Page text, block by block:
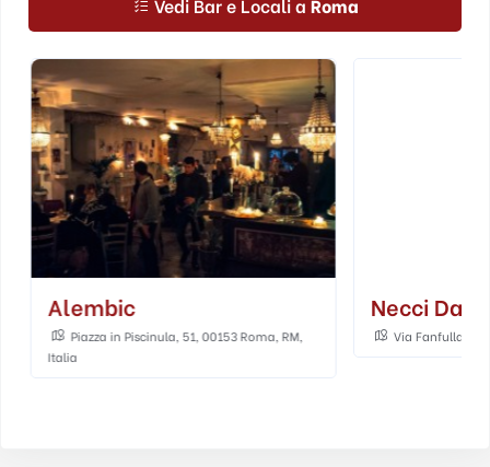
Alembic
Piazza in Piscinula, 51, 00153 Roma, RM,
Italia
Necci Dal
Via Fanfulla da